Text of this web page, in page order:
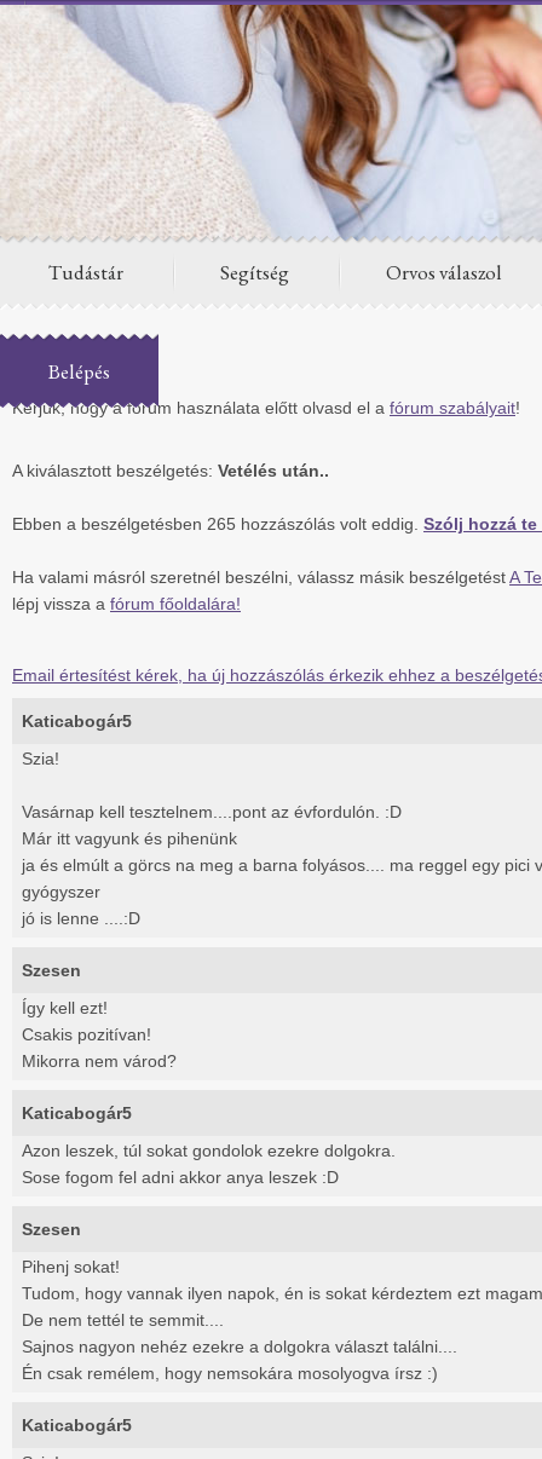
Tudástár Segítség Orvos válaszol
Belépés
Fórum
Kérjük, hogy a fórum használata előtt olvasd el a fórum szabályait!
A kiválasztott beszélgetés: Vetélés után..
Ebben a beszélgetésben 265 hozzászólás volt eddig. Szólj hozzá
Ha valami másról szeretnél beszélni, válassz másik beszélgetéstA
lépj vissza a fórum főoldalára!
Email értesítést kérek, ha új hozzászólás érkezik ehhez a
Katicabogár5
Szia!
Vasárnap kell tesztelnem....pont az évfordulón. :D
Már itt vagyunk és pihenünk
ja és elmúlt a görcs na meg a barna folyásos.... ma reggel egy pici
gyógyszer
jó is lenne ....:D
Szesen
Így kell ezt!
Csakis pozitívan!
Mikorra nem várod?
Katicabogár5
Azon leszek, túl sokat gondolok ezekre dolgokra.
Sose fogom fel adni akkor anya leszek :D
Szesen
Pihenj sokat!
Tudom, hogy vannak ilyen napok, én is sokat kérdeztem ezt
De nem tettél te semmit....
Sajnos nagyon nehéz ezekre a dolgokra választ találni....
Én csak remélem, hogy nemsokára mosolyogva írsz :)
Katicabogár5